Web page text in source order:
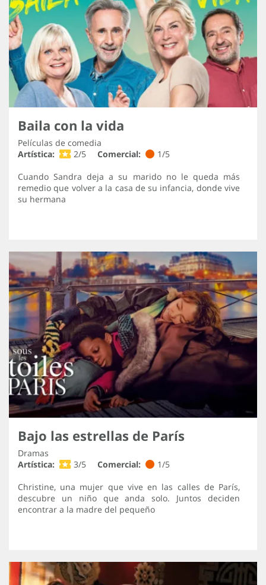
Baila con la vida
Películas de comedia
Artística:
2/5 Comercial:
1/5
Cuando Sandra deja a su marido no le queda más
remedio que volver a la casa de su infancia, donde vive
su hermana
Bajo las estrellas de París
Dramas
Artística:
3/5 Comercial:
1/5
Christine, una mujer que vive en las calles de París,
descubre un niño que anda solo. Juntos deciden
encontrar a la madre del pequeño